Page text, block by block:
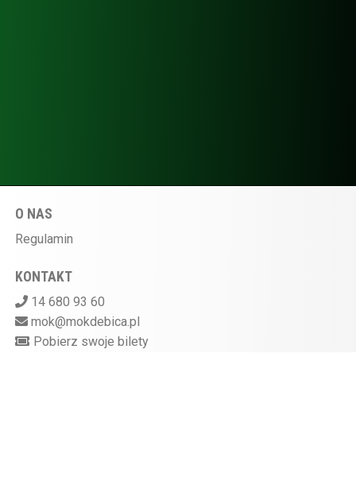
O NAS
Regulamin
KONTAKT
14 680 93 60
mok@mokdebica.pl
Pobierz swoje bilety